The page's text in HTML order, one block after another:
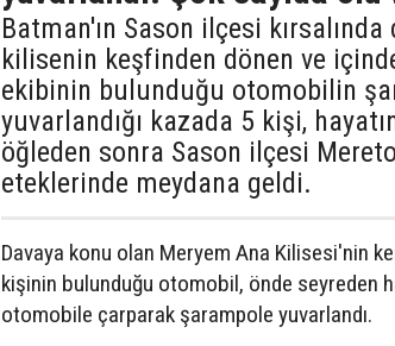
Batman'ın Sason ilçesi
kilisenin keşfinden dönen ve
ekibinin bulunduğu otomobilin
yuvarlandığı kazada 5 kişi,
öğleden sonra Sason ilçesi Mereto
eteklerinde meydana geldi.
Davaya konu olan Meryem Ana Kilisesi'nin
kişinin bulunduğu otomobil, önde seyreden
otomobile çarparak şarampole yuvarlandı.